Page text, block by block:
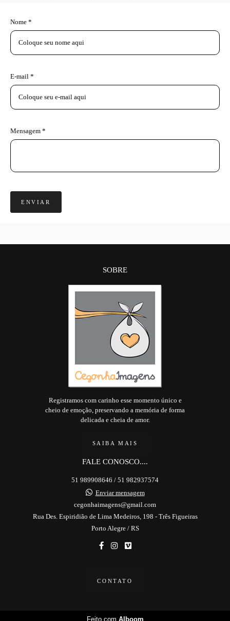
Nome *
E-mail *
Mensagem *
ENVIAR
SOBRE
Registramos com carinho esse momento único e
cheio de emoção, preservando a memória de forma
delicada e cheia de amor.
SAIBA MAIS
FALE CONOSCO....
51 989908646 / 51 982937574
Enviar mensagem
cegonhaimagens@gmail.com
Rua Des. Espiridião de Lima Medeiros, 198 - Três Figueiras
Porto Alegre / RS
CONTATO
Feito com Alboom